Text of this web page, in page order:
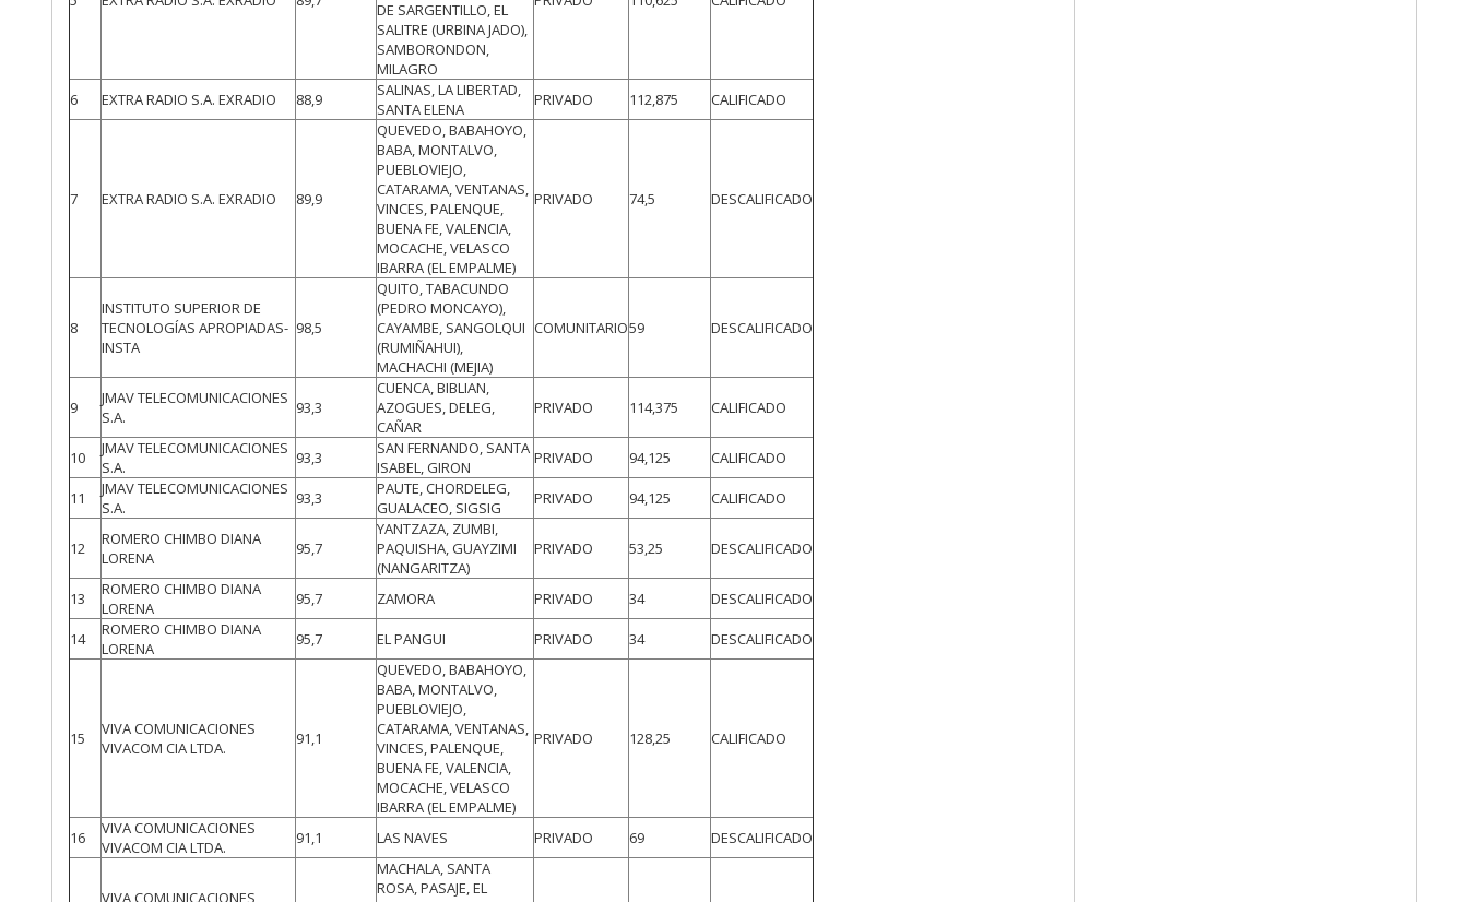
DE SARGENTILLO, EL
SALITRE (URBINA JADO),
SAMBORONDON,
MILAGRO
6 EXTRA RADIO S.A. EXRADIO 88,9
SALINAS, LA LIBERTAD,
SANTA ELENA
PRIVADO 112,875 CALIFICADO
7 EXTRA RADIO S.A. EXRADIO 89,9
QUEVEDO, BABAHOYO,
BABA, MONTALVO,
PUEBLOVIEJO,
CATARAMA, VENTANAS,
VINCES, PALENQUE,
BUENA FE, VALENCIA,
MOCACHE, VELASCO
IBARRA (EL EMPALME)
PRIVADO 74,5 DESCALIFICADO
8
INSTITUTO SUPERIOR DE
TECNOLOGÍAS APROPIADAS-
INSTA
98,5
QUITO, TABACUNDO
(PEDRO MONCAYO),
CAYAMBE, SANGOLQUI
(RUMIÑAHUI),
MACHACHI (MEJIA)
COMUNITARIO59 DESCALIFICADO
9
JMAV TELECOMUNICACIONES
S.A.
93,3
CUENCA, BIBLIAN,
AZOGUES, DELEG,
CAÑAR
PRIVADO 114,375 CALIFICADO
10
JMAV TELECOMUNICACIONES
S.A.
93,3
SAN FERNANDO, SANTA
ISABEL, GIRON
PRIVADO 94,125 CALIFICADO
11
JMAV TELECOMUNICACIONES
S.A.
93,3
PAUTE, CHORDELEG,
GUALACEO, SIGSIG
PRIVADO 94,125 CALIFICADO
12
ROMERO CHIMBO DIANA
LORENA
95,7
YANTZAZA, ZUMBI,
PAQUISHA, GUAYZIMI
(NANGARITZA)
PRIVADO 53,25 DESCALIFICADO
13
ROMERO CHIMBO DIANA
LORENA
95,7 ZAMORA PRIVADO 34 DESCALIFICADO
14
ROMERO CHIMBO DIANA
LORENA
95,7 EL PANGUI PRIVADO 34 DESCALIFICADO
15
VIVA COMUNICACIONES
VIVACOM CIA LTDA.
91,1
QUEVEDO, BABAHOYO,
BABA, MONTALVO,
PUEBLOVIEJO,
CATARAMA, VENTANAS,
VINCES, PALENQUE,
BUENA FE, VALENCIA,
MOCACHE, VELASCO
IBARRA (EL EMPALME)
PRIVADO 128,25 CALIFICADO
16
VIVA COMUNICACIONES
VIVACOM CIA LTDA.
91,1 LAS NAVES PRIVADO 69 DESCALIFICADO
VIVA COMUNICACIONES
MACHALA, SANTA
ROSA, PASAJE, EL